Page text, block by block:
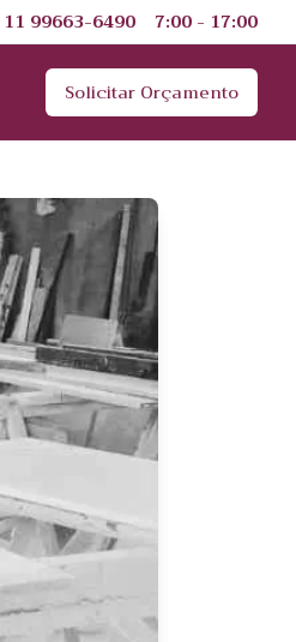
11 99663-6490 7:00 - 17:00
Solicitar Orçamento